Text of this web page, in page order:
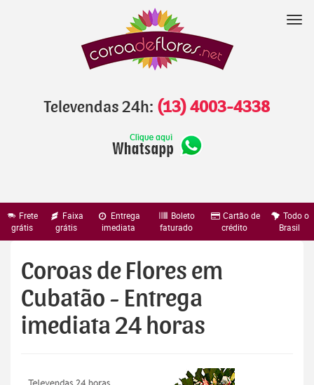
Televendas 24h: (13) 4003-4338
Frete
grátis
Faixa
grátis
Entrega
imediata
Boleto
faturado
Cartão de
crédito
Todo o
Brasil
Coroas de Flores em
Cubatão - Entrega
imediata 24 horas